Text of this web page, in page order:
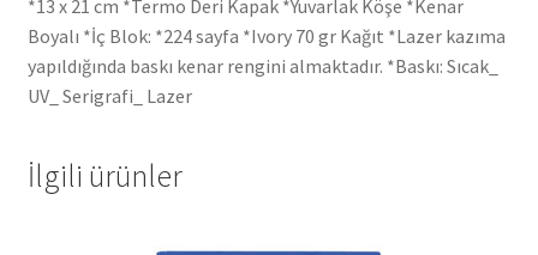
*13 x 21 cm *Termo Deri Kapak *Yuvarlak Köşe *Kenar
Boyalı *İç Blok: *224 sayfa *Ivory 70 gr Kağıt *Lazer kazıma
yapıldığında baskı kenar rengini almaktadır. *Baskı: Sıcak_
UV_ Serigrafi_ Lazer
İlgili ürünler